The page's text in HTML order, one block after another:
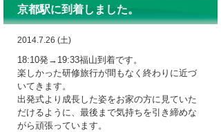
京都駅に到着しました。
2014.7.26 (土)
18:10発→19:33福山到着です。
楽しかった研修旅行が間もなく終わりに近づ
いてきます。
出発式より成長した姿をお家の方に見ていた
だけるように、最後まで気持ちを引き締めな
がら頑張っています。